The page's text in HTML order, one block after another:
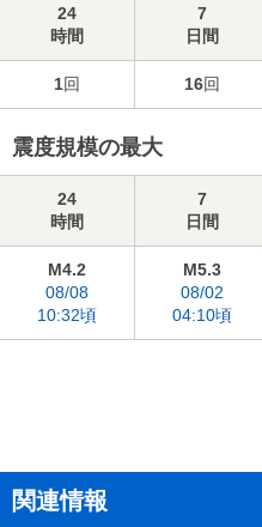
24
時間
7
日間
1回 16回
震度規模の最大
24
時間
7
日間
M4.2
08/08
10:32頃
M5.3
08/02
04:10頃
関連情報